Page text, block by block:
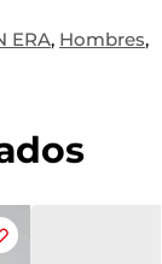
ERA, Hombres,